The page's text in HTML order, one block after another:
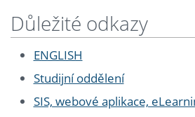
Důležité odkazy
ENGLISH
Studijní oddělení
SIS, webové aplikace,